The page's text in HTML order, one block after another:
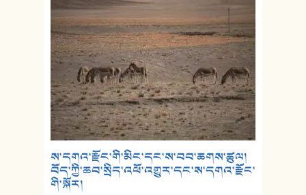
ས་དགའ་རྫོང་གི་མིང་དང་ས་བབ་ཆགས་ཚུལ།
བོད་ཀྱི་ཆབ་སྲིད་འཕོ་འགྱུར་དང་ས་དགའ་རྫོང་
གི་སྐོར།